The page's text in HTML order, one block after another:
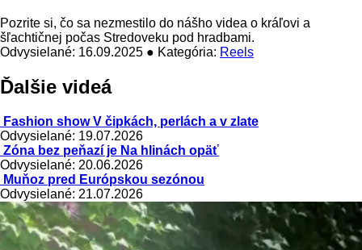
Pozrite si, čo sa nezmestilo do nášho videa o kráľovi a
šľachtičnej počas Stredoveku pod hradbami.
Odvysielané: 16.09.2025 ● Kategória: Reels
Ďalšie videá
Fashion show V čipkách, perlách a v zlate
Odvysielané: 19.07.2026
Zóna bez peňazí je Na hlinách opäť
Odvysielané: 20.06.2026
Muňoz pred Európskou sezónou
Odvysielané: 21.07.2026